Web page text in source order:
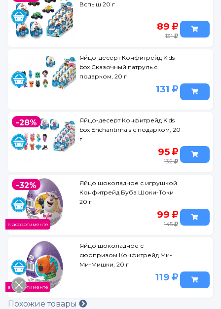
Вспыш 20 г
89
131
Яйцо-десерт Конфитрейд Kids
box Сказочный патруль с
подарком, 20 г
131
-28%
Яйцо-десерт Конфитрейд Kids
box Enchantimals с подарком, 20
г
95
132
-32%
в ассортименте
Яйцо шоколадное с игрушкой
Конфитрейд Буба Шоки-Токи
20 г
99
145
в ассортименте
Яйцо шоколадное с
сюрпризом Конфитрейд Ми-
Ми-Мишки, 20 г
119
Похожие товары